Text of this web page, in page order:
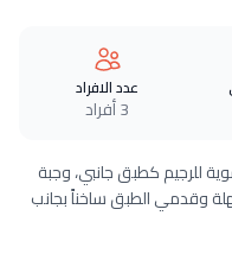
عدد الافراد
3 أفراد
للرجيم كطبق جانبي، وجبة
وقدمي الطبق ساخناً بجانب